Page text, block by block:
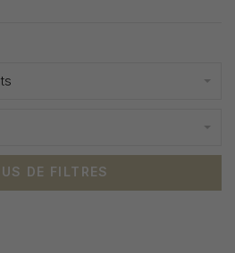
DE FILTRES